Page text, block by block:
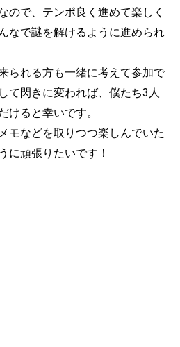
で、テンポ良く進めて楽しく
なで謎を解けるように進められ
られる方も一緒に考えて参加で
て閃きに変われば、僕たち3人
ると幸いです。
などを取りつつ楽しんでいた
に頑張りたいです！